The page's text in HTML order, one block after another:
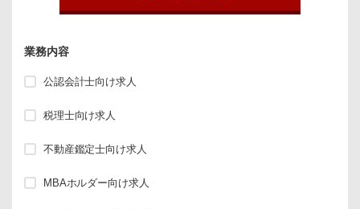
業務内容
公認会計士向け求人
税理士向け求人
不動産鑑定士向け求人
MBAホルダー向け求人